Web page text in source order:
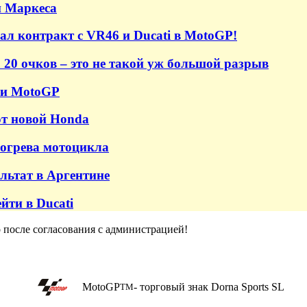
Маркеса
контракт с VR46 и Ducati в MotoGP!
очков – это не такой уж большой разрыв
MotoGP
новой Honda
мотоцикла
в Аргентине
в Ducati
согласования с администрацией!
MotoGPTM- торговый знак Dorna Sports SL